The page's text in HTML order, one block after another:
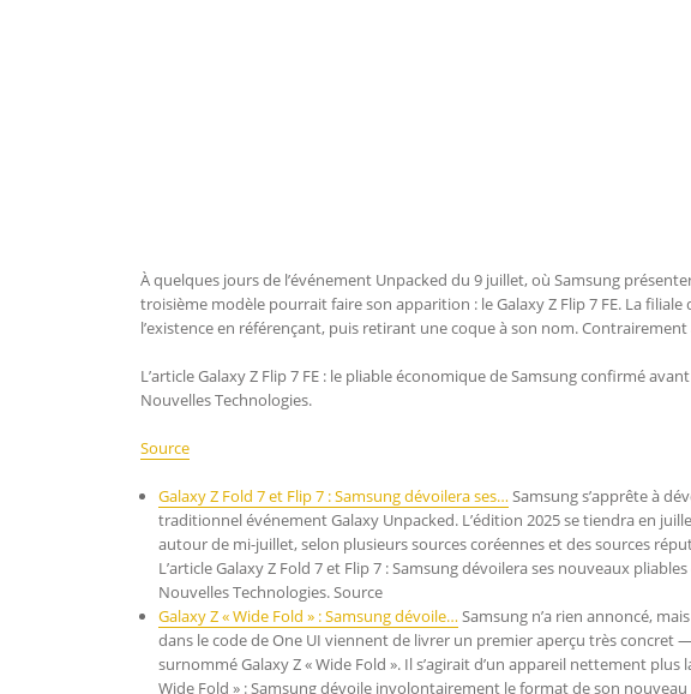
À quelques jours de l’événement Unpacked du 9 juillet, où Samsung
troisième modèle pourrait faire son apparition : le Galaxy Z Flip 7 FE. La
l’existence en référençant, puis retirant une coque à son nom.
L’article Galaxy Z Flip 7 FE : le pliable économique de Samsung confirmé
Nouvelles Technologies.
Source
Galaxy Z Fold 7 et Flip 7 : Samsung dévoilera ses…Samsung s’apprête à
traditionnel événement Galaxy Unpacked. L’édition 2025 se tiendra en
autour de mi-juillet, selon plusieurs sources coréennes et des sources
L’article Galaxy Z Fold 7 et Flip 7 : Samsung dévoilera ses nouveaux
Nouvelles Technologies. Source
Galaxy Z « Wide Fold » : Samsung dévoile…Samsung n’a rien annoncé,
dans le code de One UI viennent de livrer un premier aperçu très concret
surnommé Galaxy Z « Wide Fold ». Il s’agirait d’un appareil nettement plus
Wide Fold » : Samsung dévoile involontairement le format de son